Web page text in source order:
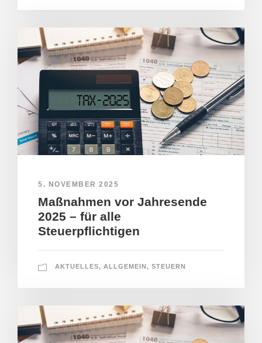
5. NOVEMBER 2025
Maßnahmen vor Jahresende
2025 – für alle
Steuerpflichtigen
AKTUELLES, ALLGEMEIN, STEUERN